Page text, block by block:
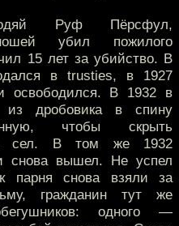
Руф Пёрсфул,
убил пожилого
15 лет за убийство. В
в trusties, в 1927
освободился. В 1932 в
из дробовика в спину
чтобы скрыть
сел. В том же 1932
снова вышел. Не успел
парня снова взяли за
гражданин тут же
одного —